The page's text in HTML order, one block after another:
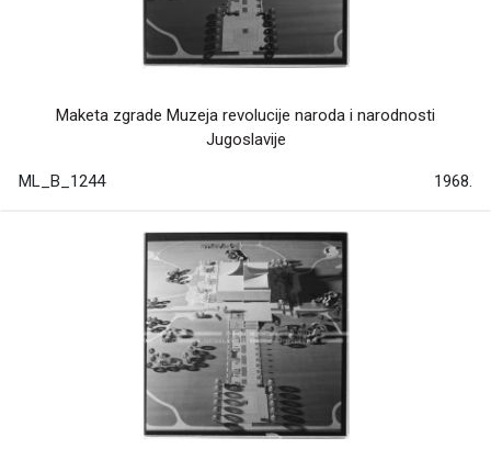
Maketa zgrade Muzeja revolucije naroda i narodnosti
Jugoslavije
ML_B_1244 1968.